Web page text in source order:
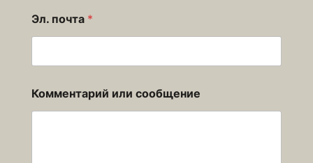
Эл. почта *
Комментарий или сообщение